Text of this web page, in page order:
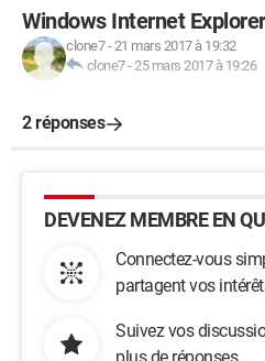
Windows Internet
clone7-21 mars 2017 à 19:32
clone7-25 mars 2017 à 19:26
2 réponses
DEVENEZ MEMBRE EN
Connectez-vous
partagent vos
Suivez vos